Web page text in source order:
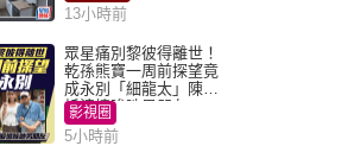
13小時前
眾星痛別黎彼得離世！
乾孫熊寶一周前探望竟
成永別「細龍太」陳思
圻淚憶唉吔男朋友
影視圈
5小時前